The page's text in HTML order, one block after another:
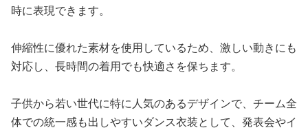
時に表現できます。
伸縮性に優れた素材を使用しているため、激しい動きにも
対応し、長時間の着用でも快適さを保ちます。
子供から若い世代に特に人気のあるデザインで、チーム全
体での統一感も出しやすいダンス衣装として、発表会やイ